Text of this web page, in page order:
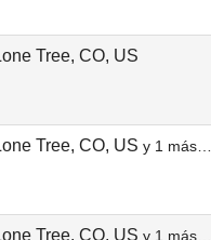
Tree, CO, US
Tree, CO, US y 1 más…
Tree, CO, US y 1 más…